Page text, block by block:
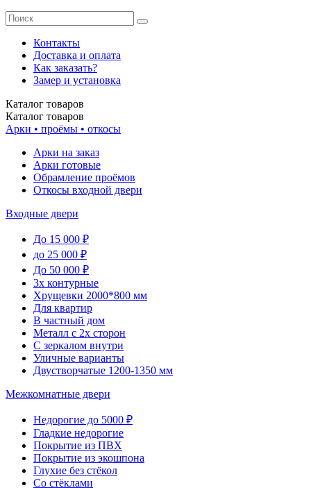
Контакты
Доставка и оплата
Как заказать?
Замер и установка
Каталог товаров
Каталог товаров
Арки • проёмы • откосы
Арки на заказ
Арки готовые
Обрамление проёмов
Откосы входной двери
Входные двери
До 15 000 ₽
до 25 000 ₽
До 50 000 ₽
3х контурные
Хрущевки 2000*800 мм
Для квартир
В частный дом
Металл с 2х сторон
С зеркалом внутри
Уличные варианты
Двустворчатые 1200-1350 мм
Межкомнатные двери
Недорогие до 5000 ₽
Гладкие недорогие
Покрытие из ПВХ
Покрытие из экошпона
Глухие без стёкол
Со стёклами